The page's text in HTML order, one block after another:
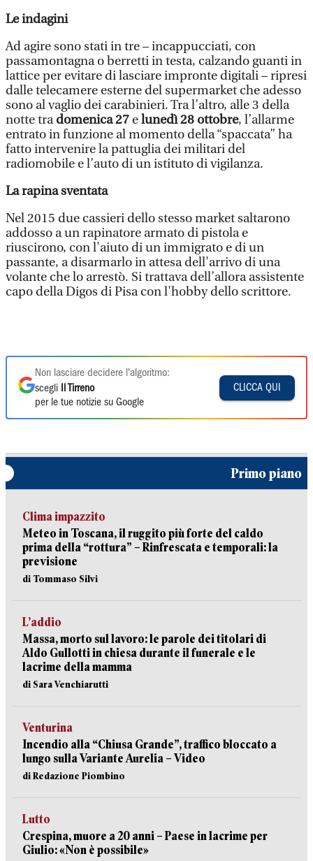
Le indagini
Ad agire sono stati in tre – incappucciati, con
passamontagna o berretti in testa, calzando guanti in
lattice per evitare di lasciare impronte digitali – ripresi
dalle telecamere esterne del supermarket che adesso
sono al vaglio dei carabinieri. Tra l’altro, alle 3 della
notte tradomenica 27 elunedì 28 ottobre, l’allarme
entrato in funzione al momento della “spaccata” ha
fatto intervenire la pattuglia dei militari del
radiomobile e l’auto di un istituto di vigilanza.
La rapina sventata
Nel 2015 due cassieri dello stesso market saltarono
addosso a un rapinatore armato di pistola e
riuscirono, con l'aiuto di un immigrato e di un
passante, a disarmarlo in attesa dell'arrivo di una
volante che lo arrestò. Si trattava dell’allora assistente
capo della Digos di Pisa con l'hobby dello scrittore.
Non lasciare decidere l'algoritmo:
scegli
Il Tirreno
per le tue notizie su Google
CLICCA QUI
Primo piano
Clima impazzito
Meteo in Toscana, il ruggito più forte del caldo
prima della “rottura” – Rinfrescata e temporali: la
previsione
di Tommaso Silvi
L’addio
Massa, morto sul lavoro: le parole dei titolari di
Aldo Gullotti in chiesa durante il funerale e le
lacrime della mamma
di Sara Venchiarutti
Venturina
Incendio alla “Chiusa Grande”, traffico bloccato a
lungo sulla Variante Aurelia – Video
di Redazione Piombino
Lutto
Crespina, muore a 20 anni – Paese in lacrime per
Giulio: «Non è possibile»